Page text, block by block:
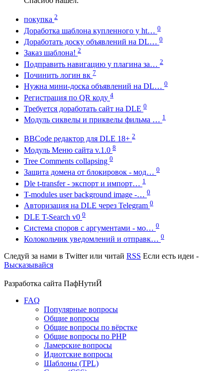
покупка 2
Доработка шаблона купленного у ht… 0
Доработать доску объявлений на DL… 0
Заказ шаблона! 2
Подправить навигацию у плагина за… 2
Починить логин вк 7
Нужна мини-доска объявлений на DL… 0
Регистрация по QR коду 4
Требуется доработать сайт на DLE 0
Модуль сиквелы и приквелы фильма … 1
BBCode редактор для DLE 18+ 2
Модуль Меню сайта v.1.0 8
Tree Comments collapsing 0
Защита домена от блокировок - мод… 0
Dle t-transfer - экспорт и импорт… 1
T-modules user background image -… 0
Авторизация на DLE через Telegram 0
DLE T-Search v0 0
Система споров с аргументами - мо… 0
Колокольчик уведомлений и отправк… 0
Следуй за нами в Twitterили читай RSS Если есть идеи -
Высказывайся
Разработка сайта ПафНутиЙ
FAQ
Популярные вопросы
Общие вопросы
Общие вопросы по вёрстке
Общие вопросы по PHP
Ламерские вопросы
Идиотские вопросы
Шаблоны (TPL)